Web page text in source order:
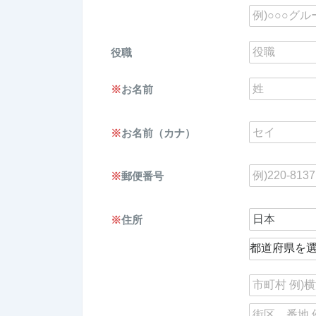
役職
※お名前
※お名前（カナ）
※郵便番号
※住所